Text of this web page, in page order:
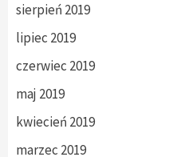
sierpień 2019
lipiec 2019
czerwiec 2019
maj 2019
kwiecień 2019
marzec 2019